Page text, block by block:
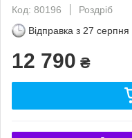
Код: 80196
Роздріб
Відправка з 27 серпня
12 790 ₴